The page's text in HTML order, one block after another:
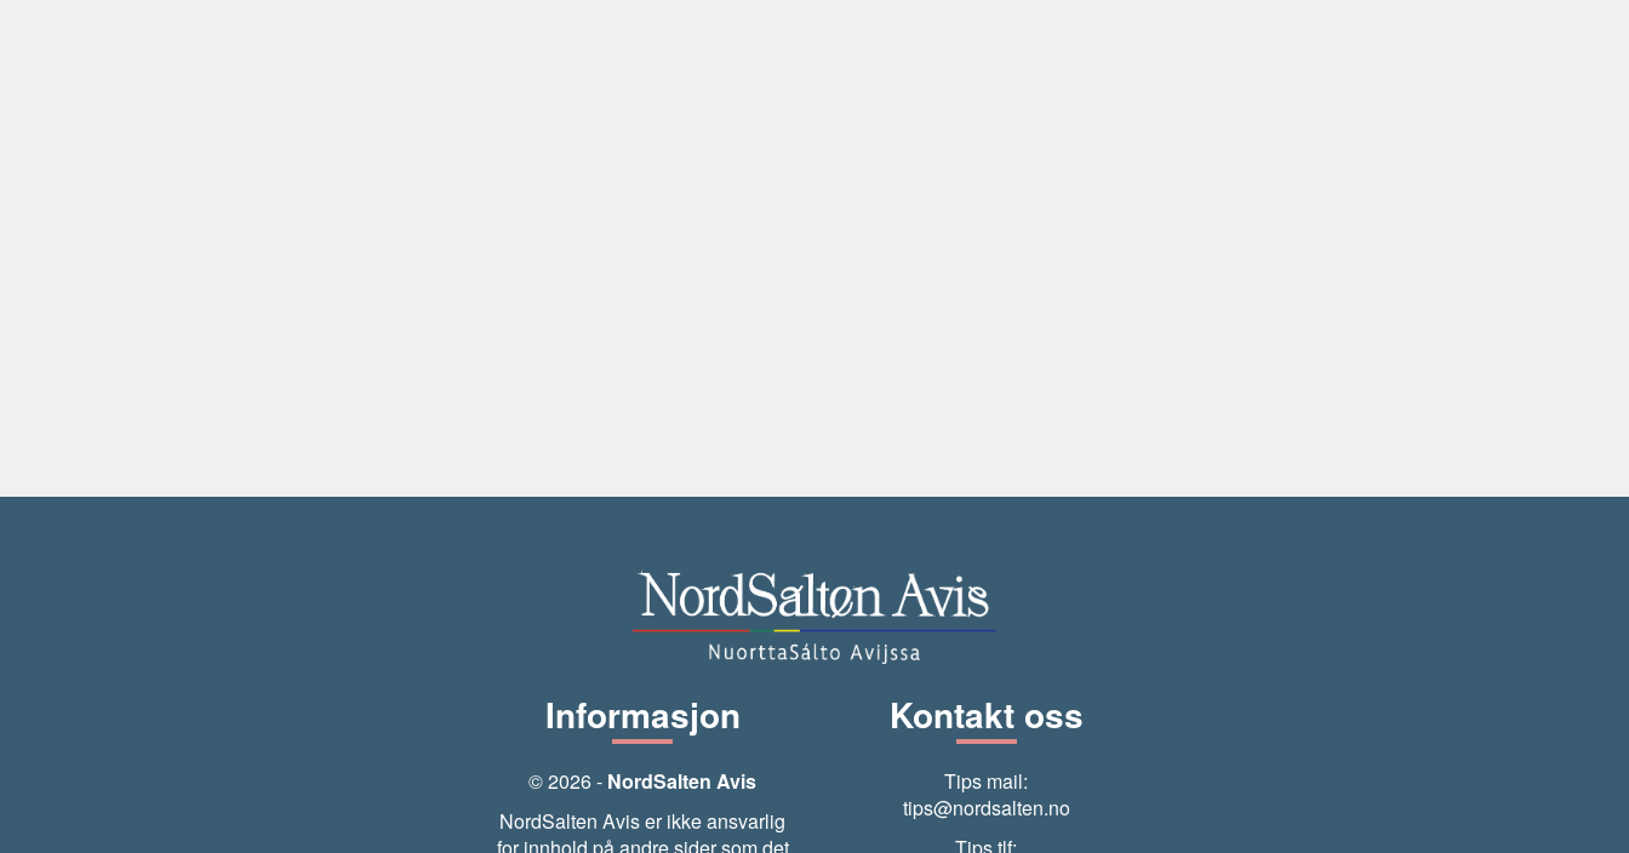
Informasjon
© 2026 - NordSalten Avis
NordSalten Avis er ikke ansvarlig
Kontakt oss
Tips mail:
tips@nordsalten.no